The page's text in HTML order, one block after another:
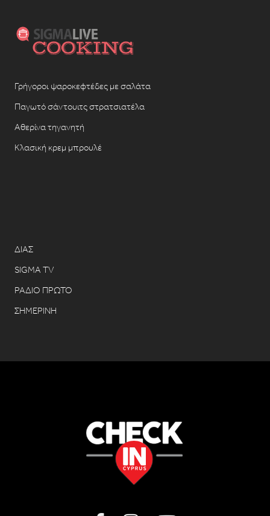
Γρήγοροι ψαροκεφτέδες με σαλάτα
Παγωτό σάντουιτς στρατσιατέλα
Αθερίνα τηγανητή
Κλασική κρεμ μπρουλέ
ΔΙΑΣ
SIGMA TV
ΡΑΔΙΟ ΠΡΩΤΟ
ΣΗΜΕΡΙΝΗ